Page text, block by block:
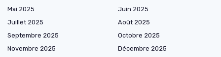
Mai 2025
Juin 2025
Juillet 2025
Août 2025
Septembre 2025
Octobre 2025
Novembre 2025
Décembre 2025